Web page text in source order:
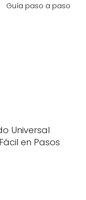
Guía paso a paso
Universal
en Pasos